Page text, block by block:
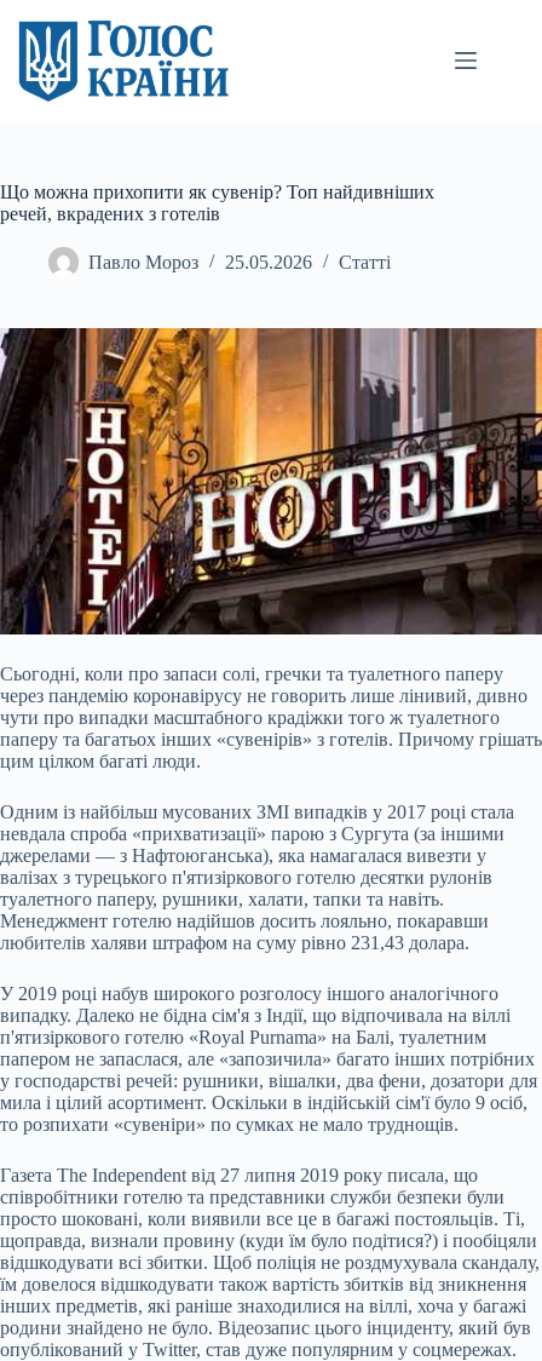
вмісту
Що можна прихопити як сувенір? Топ найдивніших
речей, вкрадених з готелів
Павло Мороз 25.05.2026 Статті
Сьогодні, коли про запаси солі, гречки та туалетного паперу
через пандемію коронавірусу не говорить лише лінивий, дивно
чути про випадки масштабного крадіжки того ж туалетного
паперу та багатьох інших «сувенірів» з готелів. Причому грішать
цим цілком багаті люди.
Одним із найбільш мусованих ЗМІ випадків у 2017 році стала
невдала спроба «прихватизації» парою з Сургута (за іншими
джерелами — з Нафтоюганська), яка намагалася вивезти у
валізах з турецького п'ятизіркового готелю десятки рулонів
туалетного паперу, рушники, халати, тапки та навіть.
Менеджмент готелю надійшов досить лояльно, покаравши
любителів халяви штрафом на суму рівно 231,43 долара.
У 2019 році набув широкого розголосу іншого аналогічного
випадку. Далеко не бідна сім'я з Індії, що відпочивала на віллі
п'ятизіркового готелю «Royal Purnama» на Балі, туалетним
папером не запаслася, але «запозичила» багато інших потрібних
у господарстві речей: рушники, вішалки, два фени, дозатори для
мила і цілий асортимент. Оскільки в індійській сім'ї було 9 осіб,
то розпихати «сувеніри» по сумках не мало труднощів.
Газета The Independent від 27 липня 2019 року писала, що
співробітники готелю та представники служби безпеки були
просто шоковані, коли виявили все це в багажі постояльців. Ті,
щоправда, визнали провину (куди їм було подітися?) і пообіцяли
відшкодувати всі збитки. Щоб поліція не роздмухувала скандалу,
їм довелося відшкодувати також вартість збитків від зникнення
інших предметів, які раніше знаходилися на віллі, хоча у багажі
родини знайдено не було. Відеозапис цього інциденту, який був
опублікований у Twitter, став дуже популярним у соцмережах.